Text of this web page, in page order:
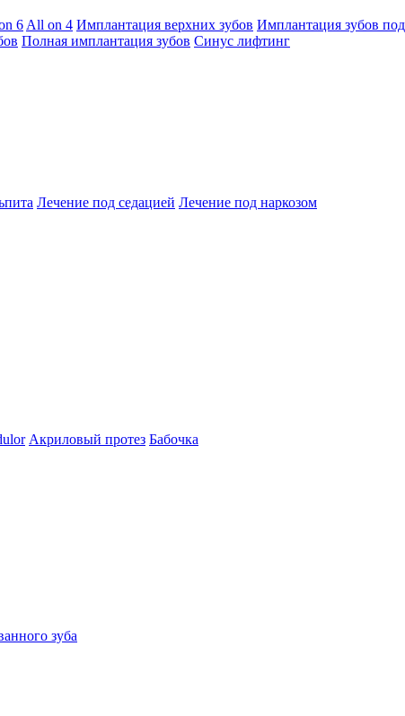
6 All on 4 Имплантация верхних зубов Имплантация зубов
Полная имплантация зубов Синус лифтинг
Лечение под седацией Лечение под наркозом
Акриловый протез Бабочка
зуба